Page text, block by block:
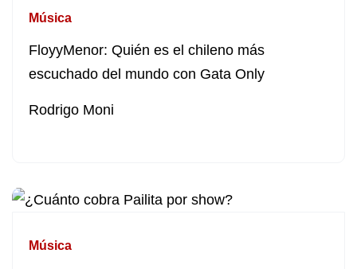
Música
FloyyMenor: Quién es el chileno más
escuchado del mundo con Gata Only
Rodrigo Moni
Música